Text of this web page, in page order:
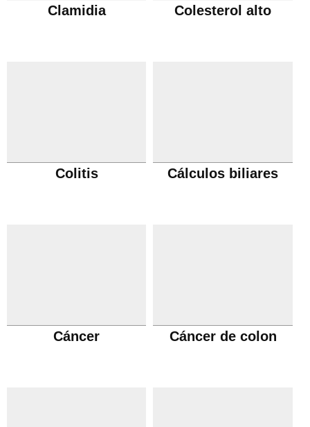
Clamidia Colesterol alto
Colitis Cálculos biliares
Cáncer Cáncer de colon